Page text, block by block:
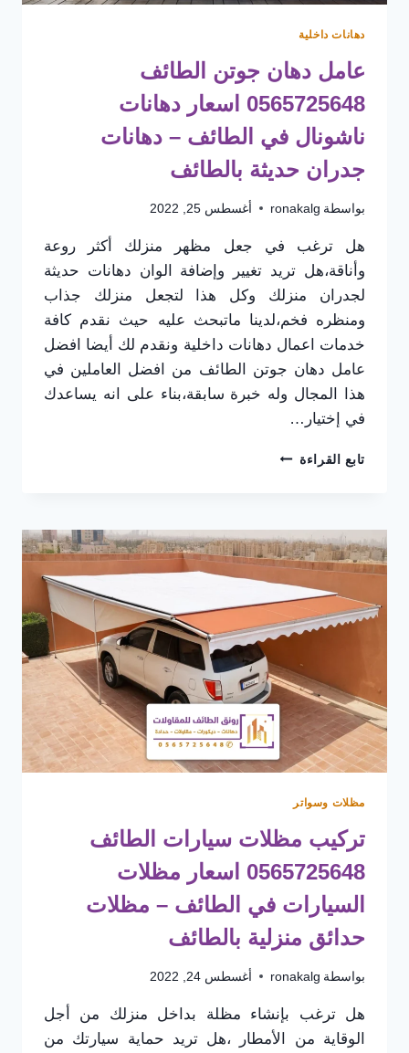
دهانات داخلية
عامل دهان جوتن الطائف
0565725648 اسعار دهانات
ناشونال في الطائف – دهانات
جدران حديثة بالطائف
بواسطة ronakalg أغسطس 25, 2022
هل ترغب في جعل مظهر منزلك أكثر روعة
وأناقة،هل تريد تغيير وإضافة الوان دهانات حديثة
لجدران منزلك وكل هذا لتجعل منزلك جذاب
ومنظره فخم،لدينا ماتبحث عليه حيث نقدم كافة
خدمات اعمال دهانات داخلية ونقدم لك أيضا افضل
عامل دهان جوتن الطائف من افضل العاملين في
هذا المجال وله خبرة سابقة،بناء على انه يساعدك
في إختيار…
تابع القراءة عامل
0565725648
اسعار
دهانات
ناشونال
الطائف
دهانات
جدران
حديثة
بالطائف
مظلات وسواتر
تركيب مظلات سيارات الطائف
0565725648 اسعار مظلات
السيارات في الطائف – مظلات
حدائق منزلية بالطائف
بواسطة ronakalg أغسطس 24, 2022
هل ترغب بإنشاء مظلة بداخل منزلك من أجل
الوقاية من الأمطار ،هل تريد حماية سيارتك من